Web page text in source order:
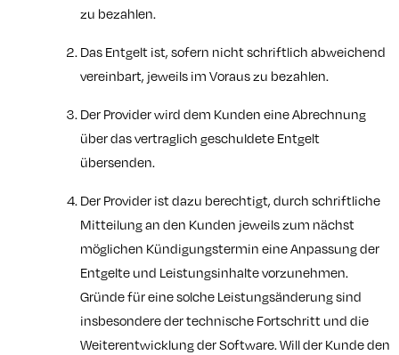
zu bezahlen.
Das Entgelt ist, sofern nicht schriftlich abweichend
vereinbart, jeweils im Voraus zu bezahlen.
Der Provider wird dem Kunden eine Abrechnung
über das vertraglich geschuldete Entgelt
übersenden.
Der Provider ist dazu berechtigt, durch schriftliche
Mitteilung an den Kunden jeweils zum nächst
möglichen Kündigungstermin eine Anpassung der
Entgelte und Leistungsinhalte vorzunehmen.
Gründe für eine solche Leistungsänderung sind
insbesondere der technische Fortschritt und die
Weiterentwicklung der Software. Will der Kunde den